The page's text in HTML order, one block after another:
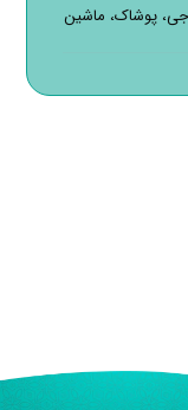
پوشاک، ماشین